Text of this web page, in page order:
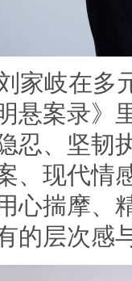
家岐在多
悬案录》
忍、坚
、现代情
心揣摩、
的层次感